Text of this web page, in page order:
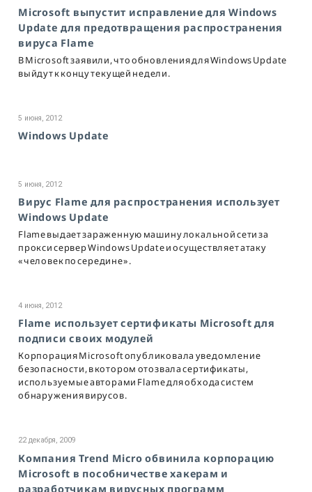
Microsoft выпустит исправление для Windows
Update для предотвращения распространения
вируса Flame
В Microsoft заявили, что обновления для Windows Update
выйдут к концу текущей недели.
5 июня, 2012
Windows Update
5 июня, 2012
Вирус Flame для распространения использует
Windows Update
Flame выдает зараженную машину локальной сети за
прокси сервер Windows Update и осуществляет атаку
«человек по середине».
4 июня, 2012
Flame использует сертификаты Microsoft для
подписи своих модулей
Корпорация Microsoft опубликовала уведомление
безопасности, в котором отозвала сертификаты,
используемые авторами Flame для обхода систем
обнаружения вирусов.
22 декабря, 2009
Компания Trend Micro обвинила корпорацию
Microsoft в пособничестве хакерам и
разработчикам вирусных программ